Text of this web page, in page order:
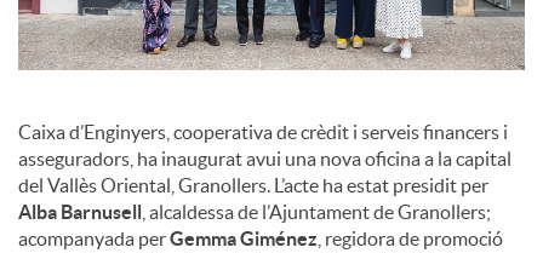
Caixa d’Enginyers, cooperativa de crèdit i serveis financers i
asseguradors, ha inaugurat avui una nova oficina a la capital
del Vallès Oriental, Granollers. L’acte ha estat presidit per
Alba Barnusell
, alcaldessa de l’Ajuntament de Granollers;
acompanyada perGemma Giménez , regidora de promoció